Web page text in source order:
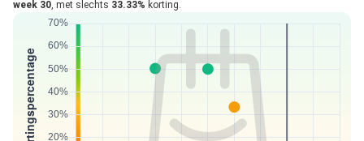
week 30, met slechts 33.33% korting.